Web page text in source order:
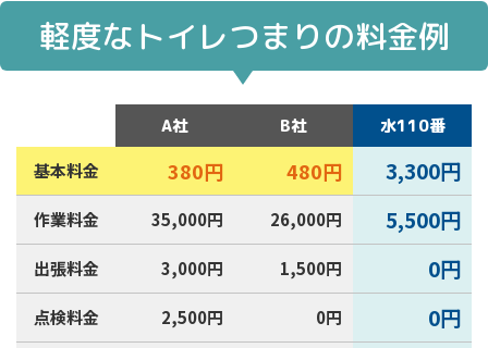
軽度なトイレつまりの料金例
A社 B社
水110番
基本料金
380円 480円 3,300円
作業料金 35,000円 26,000円 5,500円
出張料金 3,000円 1,500円 0円
点検料金 2,500円 0円 0円